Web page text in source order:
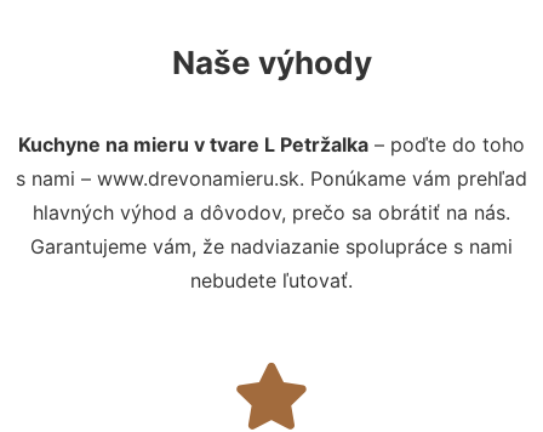
Naše výhody
Kuchyne na mieru v tvare L Petržalka – poďte do toho
s nami – www.drevonamieru.sk. Ponúkame vám prehľad
hlavných výhod a dôvodov, prečo sa obrátiť na nás.
Garantujeme vám, že nadviazanie spolupráce s nami
nebudete ľutovať.